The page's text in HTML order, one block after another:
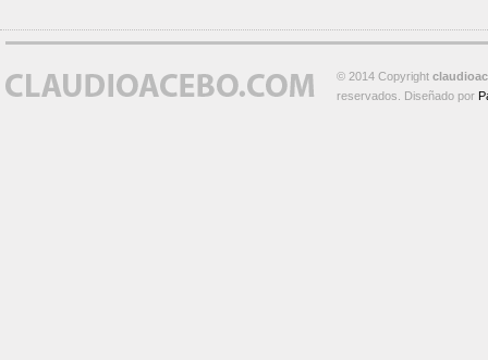
© 2014 Copyright
reservados. Diseñado por